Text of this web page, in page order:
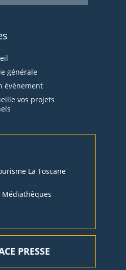
générale
évènement
vos projets
La Toscane
Médiathèques
PRESSE